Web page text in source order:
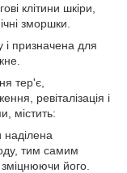
клітини шкіри,
зморшки.
і призначена для
тер'є,
ревіталізація і
містить:
наділена
тим самим
його.